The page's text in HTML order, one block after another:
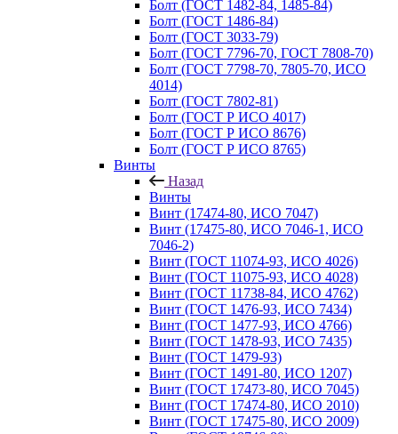
Болт (ГОСТ 1482-84, 1485-84)
Болт (ГОСТ 1486-84)
Болт (ГОСТ 3033-79)
Болт (ГОСТ 7796-70, ГОСТ 7808-70)
Болт (ГОСТ 7798-70, 7805-70, ИСО
4014)
Болт (ГОСТ 7802-81)
Болт (ГОСТ Р ИСО 4017)
Болт (ГОСТ Р ИСО 8676)
Болт (ГОСТ Р ИСО 8765)
Винты
Назад
Винты
Винт (17474-80, ИСО 7047)
Винт (17475-80, ИСО 7046-1, ИСО
7046-2)
Винт (ГОСТ 11074-93, ИСО 4026)
Винт (ГОСТ 11075-93, ИСО 4028)
Винт (ГОСТ 11738-84, ИСО 4762)
Винт (ГОСТ 1476-93, ИСО 7434)
Винт (ГОСТ 1477-93, ИСО 4766)
Винт (ГОСТ 1478-93, ИСО 7435)
Винт (ГОСТ 1479-93)
Винт (ГОСТ 1491-80, ИСО 1207)
Винт (ГОСТ 17473-80, ИСО 7045)
Винт (ГОСТ 17474-80, ИСО 2010)
Винт (ГОСТ 17475-80, ИСО 2009)